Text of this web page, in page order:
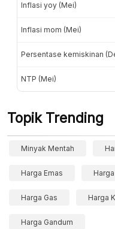
Inflasi yoy (Mei)
Inflasi mom (Mei)
Persentase kemiskinan
NTP (Mei)
Topik Trending
Minyak Mentah
Harga Emas
Harga Gas Harga
Harga Gandum